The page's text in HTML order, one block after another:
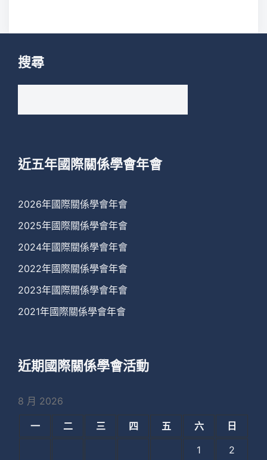
搜尋
字:
近五年國際關係學會年會
2026年國際關係學會年會
2025年國際關係學會年會
2024年國際關係學會年會
2022年國際關係學會年會
2023年國際關係學會年會
2021年國際關係學會年會
近期國際關係學會活動
8 月 2026
一 二 三 四 五 六
日
1
2